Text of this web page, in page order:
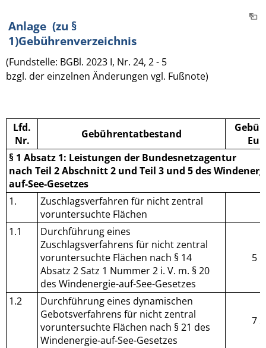
Anlage (zu §
1)Gebührenverzeichnis
(Fundstelle: BGBl. 2023 I, Nr. 24, 2 - 5
bzgl. der einzelnen Änderungen vgl. Fußnote)
Lfd.
Nr.
Gebührentatbestand
§ 1 Absatz 1: Leistungen der Bundesnetzagentur
nach Teil 2 Abschnitt 2 und Teil 3 und 5 des
auf-See-Gesetzes
1.
Zuschlagsverfahren für nicht zentral
voruntersuchte Flächen
1.1
Durchführung eines
Zuschlagsverfahrens für nicht zentral
voruntersuchte Flächen nach § 14
Absatz 2 Satz 1 Nummer 2 i. V. m. § 20
des Windenergie-auf-See-Gesetzes
5
1.2
Durchführung eines dynamischen
Gebotsverfahrens für nicht zentral
voruntersuchte Flächen nach § 21 des
Windenergie-auf-See-Gesetzes
7